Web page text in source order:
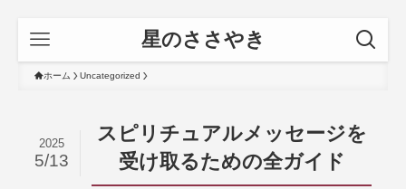
星のささやき
ホーム Uncategorized
スピリチュアルメッセージを
受け取るための全ガイド
2025
5/13